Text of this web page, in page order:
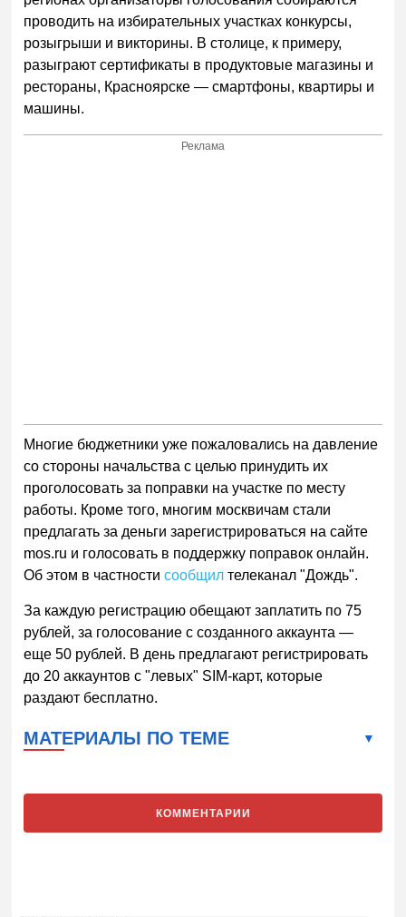
проводить на избирательных участках конкурсы,
розыгрыши и викторины. В столице, к примеру,
разыграют сертификаты в продуктовые магазины и
рестораны, Красноярске — смартфоны, квартиры и
машины.
Реклама
Многие бюджетники уже пожаловались на давление
со стороны начальства с целью принудить их
проголосовать за поправки на участке по месту
работы. Кроме того, многим москвичам стали
предлагать за деньги зарегистрироваться на сайте
mos.ru и голосовать в поддержку поправок онлайн.
Об этом в частностисообщил телеканал "Дождь".
За каждую регистрацию обещают заплатить по 75
рублей, за голосование с созданного аккаунта —
еще 50 рублей. В день предлагают регистрировать
до 20 аккаунтов с "левых" SIM-карт, которые
раздают бесплатно.
МАТЕРИАЛЫ ПО ТЕМЕ
КОММЕНТАРИИ